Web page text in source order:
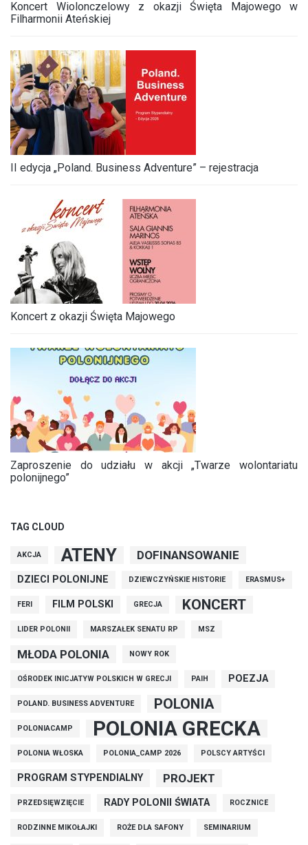
Koncert Wiolonczelowy z okazji Święta Majowego w
Filharmonii Ateńskiej
II edycja „Poland. Business Adventure” – rejestracja
Koncert z okazji Święta Majowego
Zaproszenie do udziału w akcji „Twarze wolontariatu
polonijnego”
TAG CLOUD
AKCJA ATENY DOFINANSOWANIE
DZIECI POLONIJNE DZIEWCZYŃSKIE HISTORIE ERASMUS+
FERI FILM POLSKI GRECJA KONCERT
LIDER POLONII MARSZAŁEK SENATU RP MSZ
MŁODA POLONIA NOWY ROK
OŚRODEK INICJATYW POLSKICH W GRECJI PAIH POEZJA
POLAND. BUSINESS ADVENTURE POLONIA
POLONIACAMP POLONIA GRECKA
POLONIA WŁOSKA POLONIA_CAMP 2026 POLSCY ARTYŚCI
PROGRAM STYPENDIALNY PROJEKT
PRZEDSIĘWZIĘCIE RADY POLONII ŚWIATA ROCZNICE
RODZINNE MIKOŁAJKI ROŻE DLA SAFONY SEMINARIUM